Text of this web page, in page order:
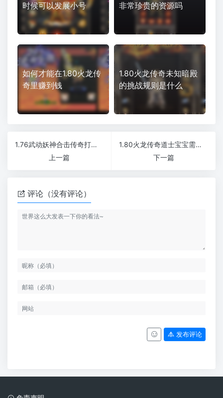
时候可以发展小号
非常珍贵的资源吗
如何才能在1.80火龙传
奇里赚到钱
1.80火龙传奇未知暗殿
的挑战规则是什么
1.76武动妖神合击传奇打造回血最高版本
上一篇
1.80火龙传奇道士宝宝需要加血吗
下一篇
评论（没有评论）
发布评论